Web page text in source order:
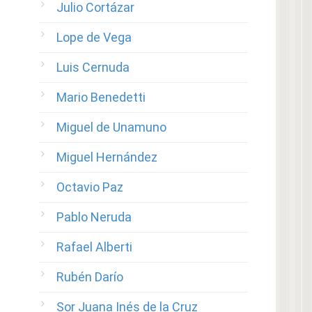
Julio Cortázar
Lope de Vega
Luis Cernuda
Mario Benedetti
Miguel de Unamuno
Miguel Hernández
Octavio Paz
Pablo Neruda
Rafael Alberti
Rubén Darío
Sor Juana Inés de la Cruz